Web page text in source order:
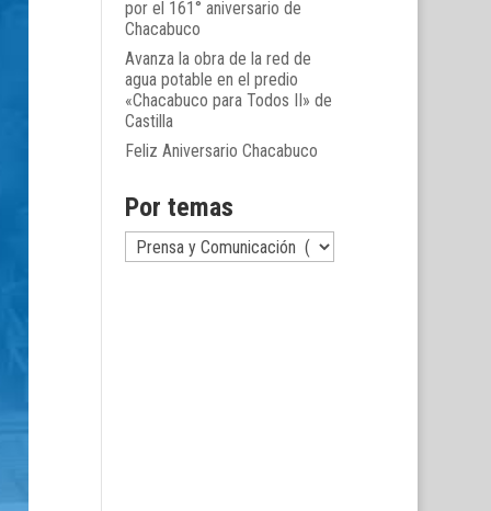
por el 161° aniversario de
Chacabuco
Avanza la obra de la red de
agua potable en el predio
«Chacabuco para Todos II» de
Castilla
Feliz Aniversario Chacabuco
Por temas
Por
temas